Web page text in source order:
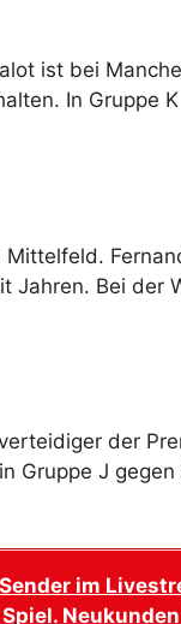
ist bei
In Gruppe
Jahren. Bei der
der
Gruppe J gegen
im